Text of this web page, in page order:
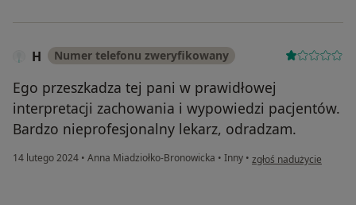
H Numer telefonu zweryfikowany
Ego przeszkadza tej pani w prawidłowej
interpretacji zachowania i wypowiedzi pacjentów.
Bardzo nieprofesjonalny lekarz, odradzam.
14 lutego 2024 • Anna Miadziołko-Bronowicka • Inny • w opinii użytkownika H
zgłoś nadużycie